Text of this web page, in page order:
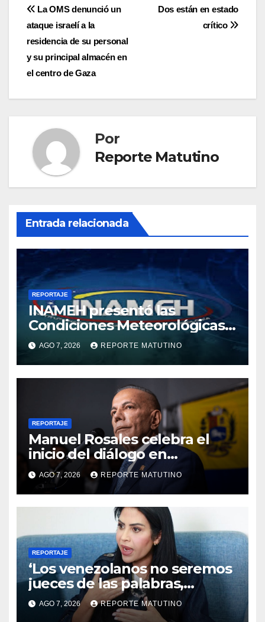
Navegación
de
entradas
Dos están en estado
crítico
La OMS denunció un
ataque israelí a la
residencia de su personal
y su principal almacén en
el centro de Gaza
Por
Reporte Matutino
Entrada relacionada
REPORTAJE
INAMEH presentó las
Condiciones Meteorológicas
para las próximas 24 horas,
de este viernes 7 de agosto
2026
AGO 7, 2026 REPORTE MATUTINO
REPORTAJE
Manuel Rosales celebra el
inicio del diálogo en
Venezuela y destaca el
respaldo de EEUU
AGO 7, 2026 REPORTE MATUTINO
REPORTAJE
‘Los venezolanos no seremos
jueces de las palabras,
seremos testigos de los
resultados’
AGO 7, 2026 REPORTE MATUTINO